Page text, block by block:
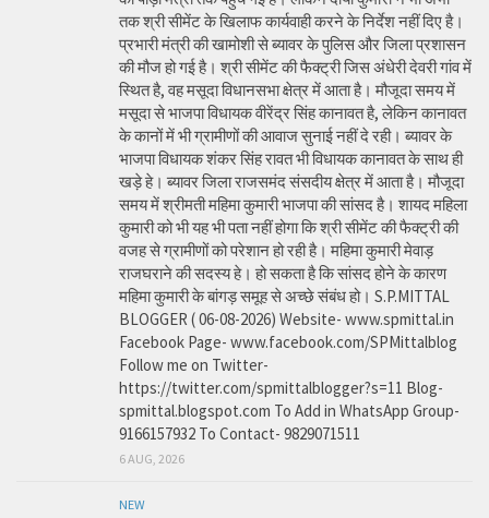
तक श्री सीमेंट के खिलाफ कार्यवाही करने के निर्देश नहीं दिए है।
प्रभारी मंत्री की खामोशी से ब्यावर के पुलिस और जिला प्रशासन
की मौज हो गई है। श्री सीमेंट की फैक्ट्री जिस अंधेरी देवरी गांव में
स्थित है, वह मसूदा विधानसभा क्षेत्र में आता है। मौजूदा समय में
मसूदा से भाजपा विधायक वीरेंद्र सिंह कानावत है, लेकिन कानावत
के कानों में भी ग्रामीणों की आवाज सुनाई नहीं दे रही। ब्यावर के
भाजपा विधायक शंकर सिंह रावत भी विधायक कानावत के साथ ही
खड़े हे। ब्यावर जिला राजसमंद संसदीय क्षेत्र में आता है। मौजूदा
समय में श्रीमती महिमा कुमारी भाजपा की सांसद है। शायद महिला
कुमारी को भी यह भी पता नहीं होगा कि श्री सीमेंट की फैक्ट्री की
वजह से ग्रामीणों को परेशान हो रही है। महिमा कुमारी मेवाड़
राजघराने की सदस्य हे। हो सकता है कि सांसद होने के कारण
महिमा कुमारी के बांगड़ समूह से अच्छे संबंध हो। S.P.MITTAL
BLOGGER ( 06-08-2026) Website- www.spmittal.in
Facebook Page- www.facebook.com/SPMittalblog
Follow me on Twitter-
https://twitter.com/spmittalblogger?s=11 Blog-
spmittal.blogspot.com To Add in WhatsApp Group-
9166157932 To Contact- 9829071511
6 AUG, 2026
NEW